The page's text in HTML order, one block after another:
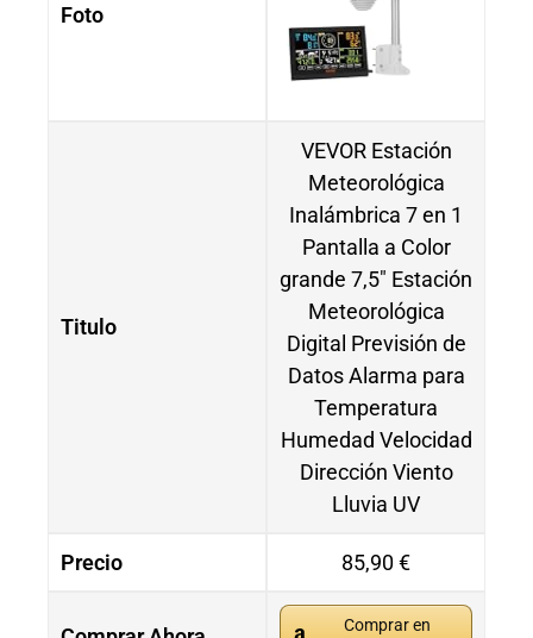
Foto
Titulo
VEVOR Estación
Meteorológica
Inalámbrica 7 en 1
Pantalla a Color
grande 7,5″ Estación
Meteorológica
Digital Previsión de
Datos Alarma para
Temperatura
Humedad Velocidad
Dirección Viento
Lluvia UV
Precio 85,90 €
Comprar en